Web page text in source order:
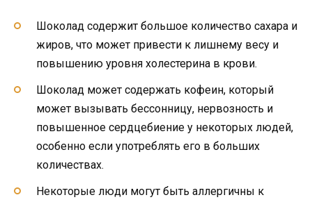
Шоколад содержит большое количество сахара и
жиров, что может привести к лишнему весу и
повышению уровня холестерина в крови.
Шоколад может содержать кофеин, который
может вызывать бессонницу, нервозность и
повышенное сердцебиение у некоторых людей,
особенно если употреблять его в больших
количествах.
Некоторые люди могут быть аллергичны к